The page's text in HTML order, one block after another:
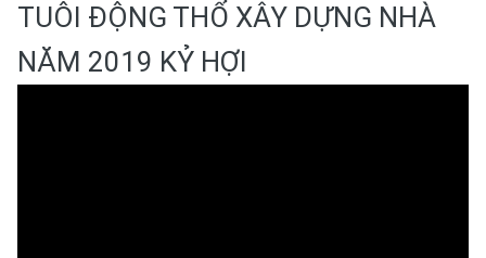
TUÔI ĐỘNG THỔ XÂY DỰNG NHÀ
NĂM 2019 KỶ HỢI